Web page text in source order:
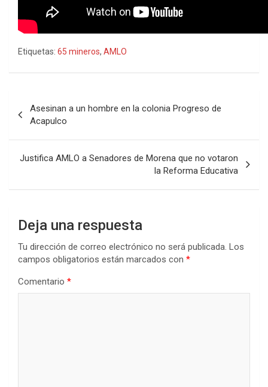
Etiquetas: 65 mineros, AMLO
de
entradas
Asesinan a un hombre en la colonia Progreso de
Acapulco
Justifica AMLO a Senadores de Morena que no votaron
la Reforma Educativa
Deja una respuesta
Tu dirección de correo electrónico no será publicada. Los
campos obligatorios están marcados con *
Comentario *